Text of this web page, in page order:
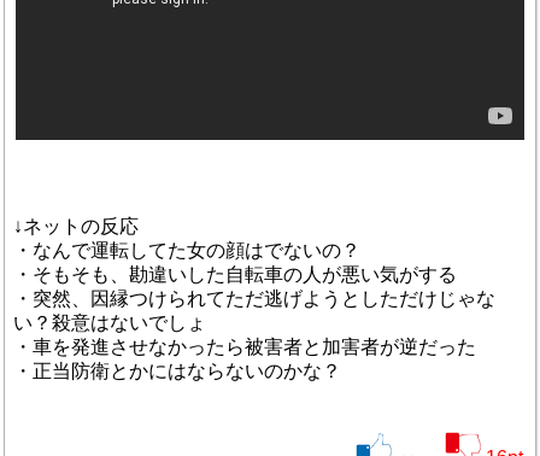
↓ネットの反応
・なんで運転してた女の顔はでないの？
・そもそも、勘違いした自転車の人が悪い気がする
・突然、因縁つけられてただ逃げようとしただけじゃな
い？殺意はないでしょ
・車を発進させなかったら被害者と加害者が逆だった
・正当防衛とかにはならないのかな？